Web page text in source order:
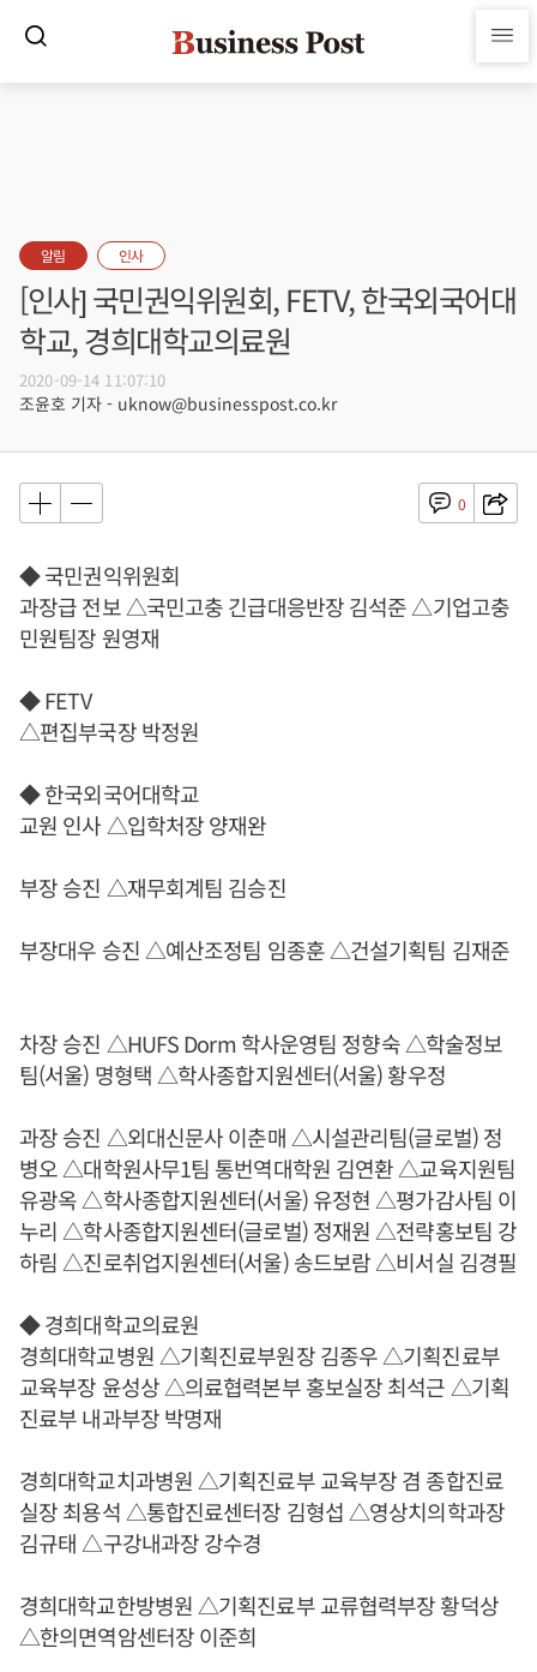
알림 인사
[인사] 국민권익위원회, FETV, 한국외국어대
학교, 경희대학교의료원
2020-09-14 11:07:10
조윤호 기자 - uknow@businesspost.co.kr
0
◆ 국민권익위원회
과장급 전보 △국민고충 긴급대응반장 김석준 △기업고충
민원팀장 원영재
◆ FETV
△편집부국장 박정원
◆ 한국외국어대학교
교원 인사 △입학처장 양재완
부장 승진 △재무회계팀 김승진
부장대우 승진 △예산조정팀 임종훈 △건설기획팀 김재준
차장 승진 △HUFS Dorm 학사운영팀 정향숙 △학술정보
팀(서울) 명형택 △학사종합지원센터(서울) 황우정
과장 승진 △외대신문사 이춘매 △시설관리팀(글로벌) 정
병오 △대학원사무1팀 통번역대학원 김연환 △교육지원팀
유광옥 △학사종합지원센터(서울) 유정현 △평가감사팀 이
누리 △학사종합지원센터(글로벌) 정재원 △전략홍보팀 강
하림 △진로취업지원센터(서울) 송드보람 △비서실 김경필
◆ 경희대학교의료원
경희대학교병원 △기획진료부원장 김종우 △기획진료부
교육부장 윤성상 △의료협력본부 홍보실장 최석근 △기획
진료부 내과부장 박명재
경희대학교치과병원 △기획진료부 교육부장 겸 종합진료
실장 최용석 △통합진료센터장 김형섭 △영상치의학과장
김규태 △구강내과장 강수경
경희대학교한방병원 △기획진료부 교류협력부장 황덕상
△한의면역암센터장 이준희